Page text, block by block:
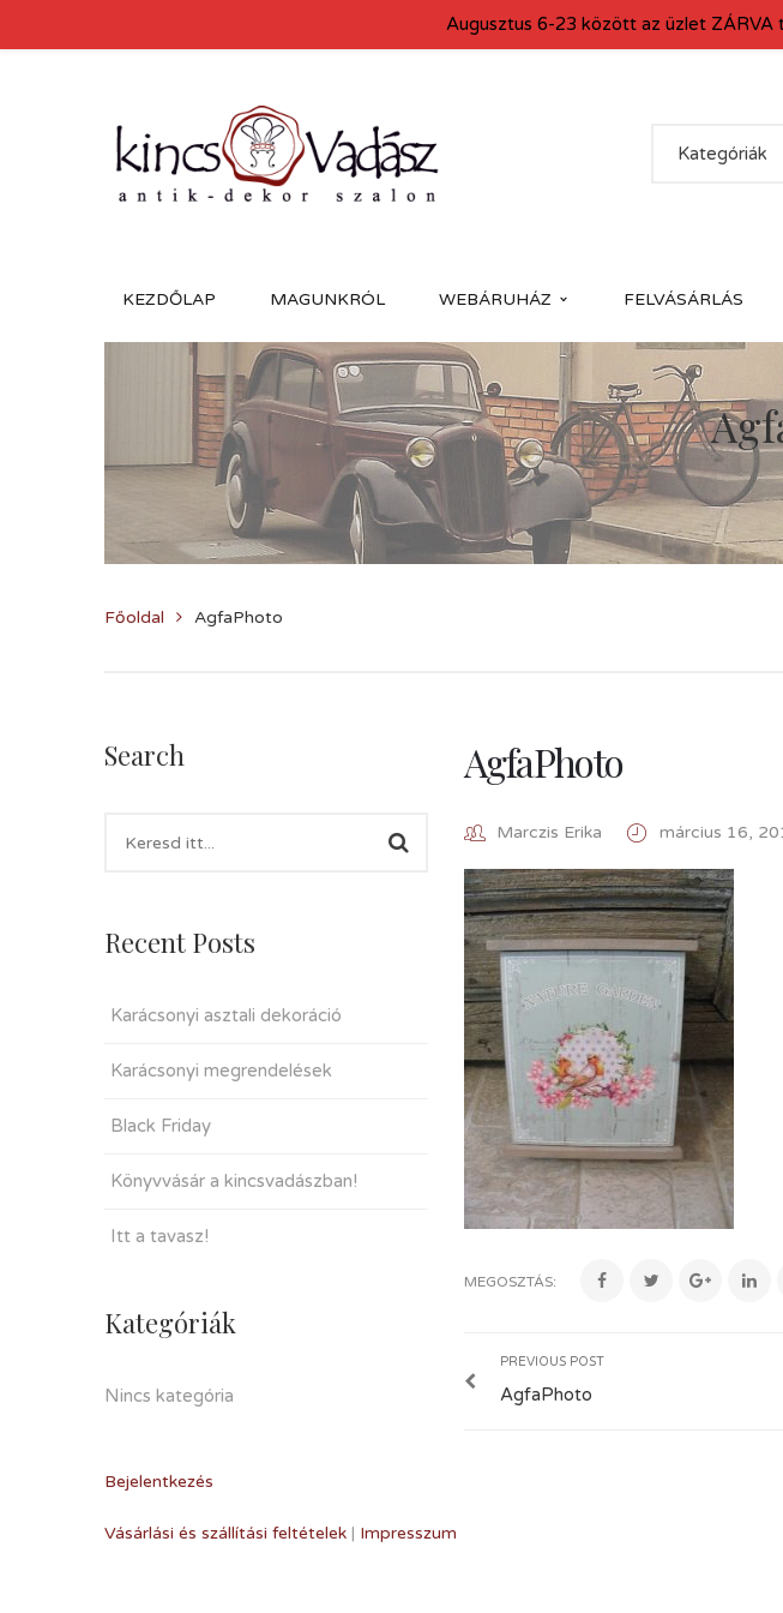
Kategóriák
KEZDŐLAP MAGUNKRÓL WEBÁRUHÁZ FELVÁSÁRLÁS
Főoldal AgfaPhoto
Search
Recent Posts
Karácsonyi asztali dekoráció
Karácsonyi megrendelések
Black Friday
Könyvvásár a kincsvadászban!
Itt a tavasz!
Kategóriák
Nincs kategória
Bejelentkezés
AgfaPhoto
Marczis Erika március 16,
MEGOSZTÁS:
PREVIOUS POST
AgfaPhoto
Vásárlási és szállítási feltételek | Impresszum
Augusztus 6-23 között az üzlet ZÁRVA